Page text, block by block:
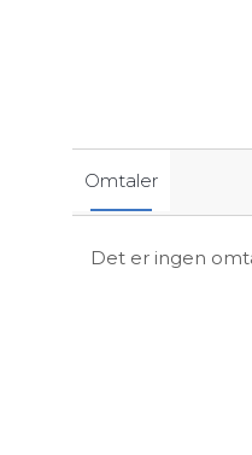
Omtaler
Det er ingen